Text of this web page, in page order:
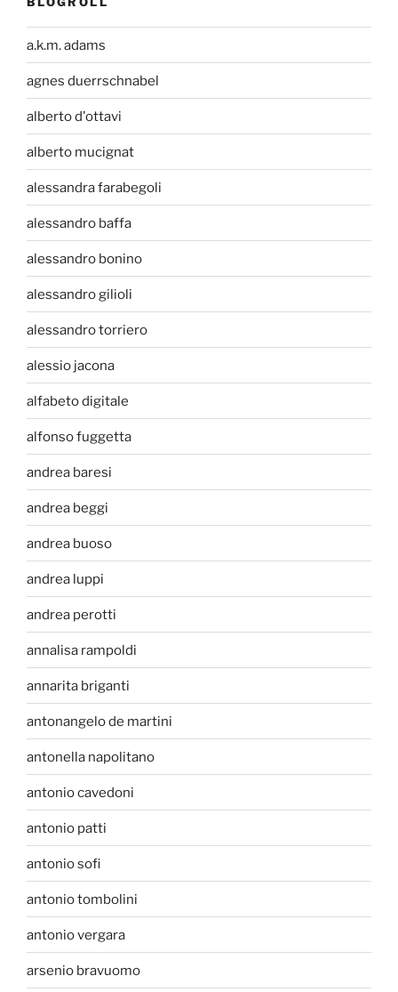
a.k.m. adams
agnes duerrschnabel
alberto d'ottavi
alberto mucignat
alessandra farabegoli
alessandro baffa
alessandro bonino
alessandro gilioli
alessandro torriero
alessio jacona
alfabeto digitale
alfonso fuggetta
andrea baresi
andrea beggi
andrea buoso
andrea luppi
andrea perotti
annalisa rampoldi
annarita briganti
antonangelo de martini
antonella napolitano
antonio cavedoni
antonio patti
antonio sofi
antonio tombolini
antonio vergara
arsenio bravuomo